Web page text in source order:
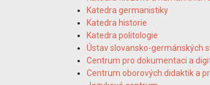
Katedra germanistiky
Katedra historie
Katedra politologie
Ústav slovansko-germánských
Centrum pro dokumentaci a
Centrum oborových didaktik a